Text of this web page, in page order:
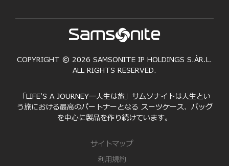
COPYRIGHT © 2026 SAMSONITE IP HOLDINGS S.ÀR.L.
ALL RIGHTS RESERVED.
「LIFE'S A JOURNEY―人生は旅」サムソナイトは人生とい
う旅における最高のパートナーとなる スーツケース、バッグ
を中心に製品を作り続けています。
サイトマップ
利用規約